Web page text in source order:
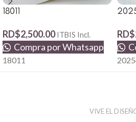
18011
RD$2,500.00 ITBIS Incl.
Compra por Whatsapp
18011
RD$
VIVE EL